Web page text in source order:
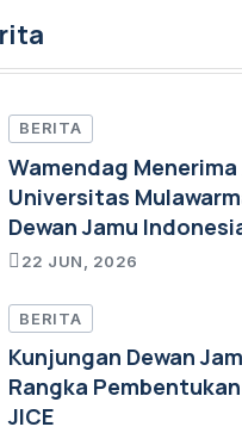
BERITA
Wamendag
Universitas
Dewan Jamu
22 JUN, 2026
BERITA
Kunjungan Dewan
Rangka
JICE